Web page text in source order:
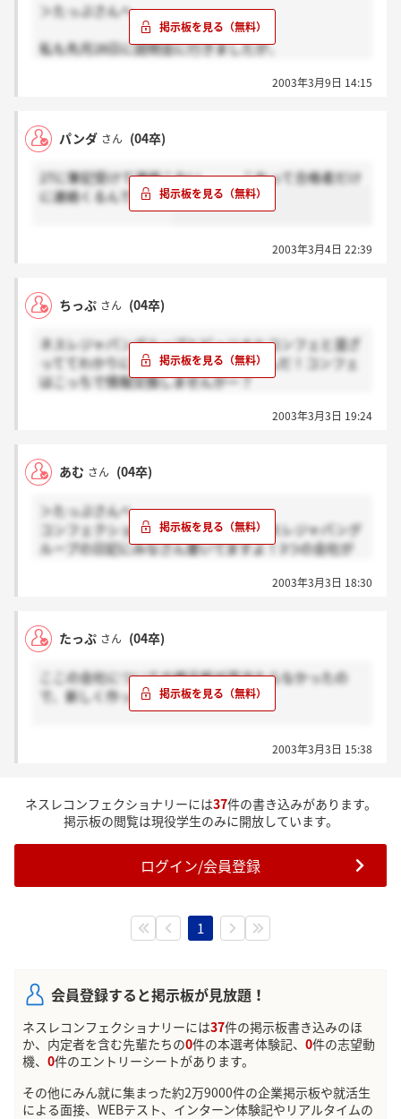
＞たっぷさんへ
私も先月28日に説明会に行きましたが、
これはもう落ちたってことなのかなーー？？
聞こえなく、いつどんな形で連絡がくるのかも
知りません。涙(ToT)
2003年3月9日 14:15
パンダ さん (04卒)
27に筆記受けて連絡こない．．．これって合格者だけ
に連絡くるんですか？
2003年3月4日 22:39
ちっぷ さん (04卒)
ネスレジャパングループとピュリナとコンフェと混ざ
っててわかりにくいなーって思ってたんだ！コンフェ
はこっちで情報交換しませんかー？
GDとSPIって言ってたからそでまでに連絡くるんじゃ
2003年3月3日 19:24
あむ さん (04卒)
＞たっぷさんへ
コンフェクショナリーについては、ネスレジャパング
ループの日記にみなさん書いてますよ！3つの会社が
採用数が一桁だと、ほんと宝くじみたいですよね～で
ってくださいね☆
2003年3月3日 18:30
たっぷ さん (04卒)
ここの会社についての掲示板が見当たらなかったの
で、新しく作っちゃいますね。
います？結果とかっていつくるんでしょう？何かご存
願いします。ちなみに私のグチは、「そんな採用数じ
ゃ宝くじみたいじゃん」ってことです。
2003年3月3日 15:38
ネスレコンフェクショナリーには37件の書き込みがあります。
掲示板の閲覧は現役学生のみに開放しています。
ログイン/会員登録
1
会員登録すると掲示板が見放題！
ネスレコンフェクショナリーには37件の掲示板書き込みのほ
か、内定者を含む先輩たちの0件の本選考体験記、 0件の志望動
機、 0件のエントリーシートがあります。
その他にみん就に集まった約2万9000件の企業掲示板や就活生
による面接、WEBテスト、インターン体験記やリアルタイムの